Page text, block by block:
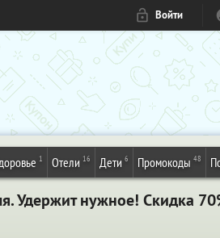
Войти
1 Отели 16 Дети 6 Промокоды 48
Удержит нужное! Скидка